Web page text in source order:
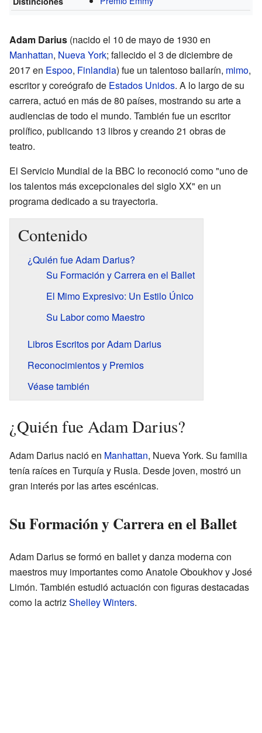
Adam Darius (nacido el 10 de mayo de 1930 en
Manhattan, Nueva York; fallecido el 3 de diciembre de
2017 en Espoo, Finlandia) fue un talentoso bailarín, mimo,
escritor y coreógrafo de Estados Unidos. A lo largo de su
carrera, actuó en más de 80 países, mostrando su arte a
audiencias de todo el mundo. También fue un escritor
prolífico, publicando 13 libros y creando 21 obras de
teatro.
El Servicio Mundial de la BBC lo reconoció como "uno de
los talentos más excepcionales del siglo XX" en un
programa dedicado a su trayectoria.
Contenido
¿Quién fue Adam Darius?
Su Formación y Carrera en el Ballet
El Mimo Expresivo: Un Estilo Único
Su Labor como Maestro
Libros Escritos por Adam Darius
Reconocimientos y Premios
Véase también
¿Quién fue Adam Darius?
Adam Darius nació en Manhattan, Nueva York. Su familia
tenía raíces en Turquía y Rusia. Desde joven, mostró un
gran interés por las artes escénicas.
Su Formación y Carrera en el Ballet
Adam Darius se formó en ballet y danza moderna con
maestros muy importantes como Anatole Oboukhov y José
Limón. También estudió actuación con figuras destacadas
como la actrizShelley Winters.